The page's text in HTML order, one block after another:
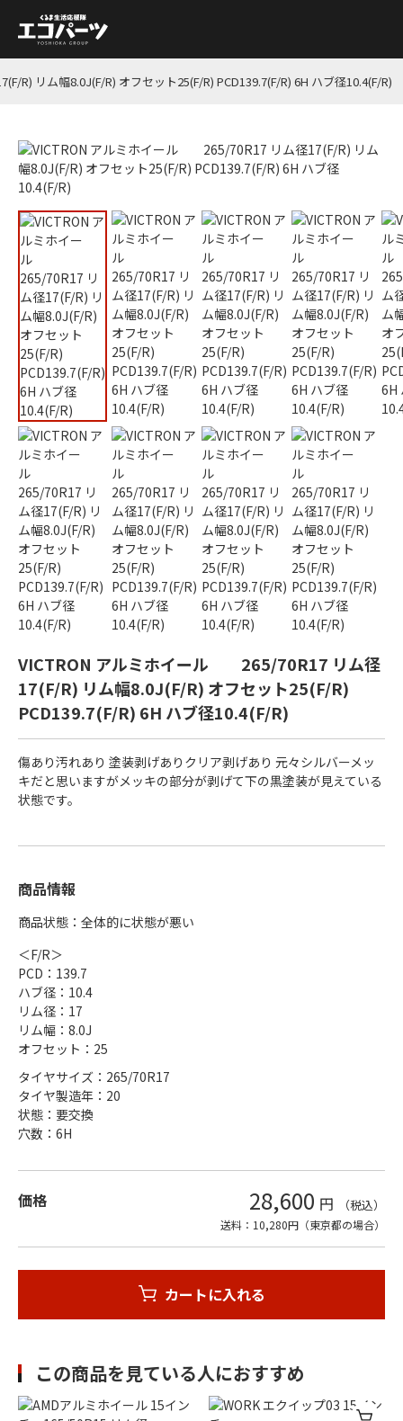
リム幅8.0J(F/R) オフセット25(F/R) PCD139.7(F/R) 6H ハブ径10.4(F/R)
VICTRON アルミホイール 265/70R17 リム径
17(F/R) リム幅8.0J(F/R) オフセット25(F/R)
PCD139.7(F/R) 6H ハブ径10.4(F/R)
傷あり汚れあり 塗装剥げありクリア剥げあり 元々シルバーメッ
キだと思いますがメッキの部分が剥げて下の黒塗装が見えている
状態です。
商品情報
商品状態：全体的に状態が悪い
＜F/R＞
PCD：139.7
ハブ径：10.4
リム径：17
リム幅：8.0J
オフセット：25
タイヤサイズ：265/70R17
タイヤ製造年：20
状態：要交換
穴数：6H
価格 28,600 円 （税込）
送料：10,280円（東京都の場合）
カートに入れる
この商品を見ている人におすすめ